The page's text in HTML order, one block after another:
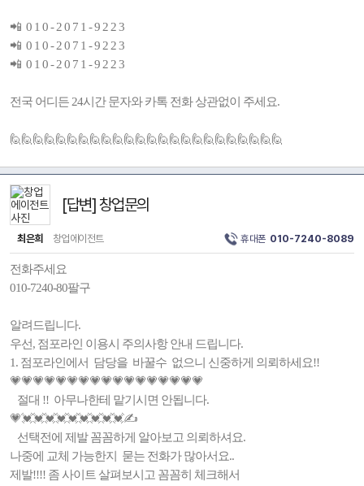
📲 0 1 0 - 2 0 7 1 - 9 2 2 3
📲 0 1 0 - 2 0 7 1 - 9 2 2 3
📲 0 1 0 - 2 0 7 1 - 9 2 2 3
전국 어디든 24시간 문자와 카톡 전화 상관없이 주세요.
🙋🙋🙋🙋🙋🙋🙋🙋🙋🙋🙋🙋🙋🙋🙋🙋🙋🙋🙋🙋🙋🙋🙋🙋
[답변] 창업문의
최은희 창업에이전트 휴대폰 010-7240-8089
전화주세요
010-7240-80팔구
알려드립니다.
우선, 점포라인 이용시 주의사항 안내 드립니다.
1. 점포라인에서 담당을 바꿀수 없으니 신중하게 의뢰하세요!!
💗💗💗💗💗💗💗💗💗💗💗💗💗💗💗💗💗
절대 !! 아무나한테 맡기시면 안됩니다.
💗💓💓💓💓💓💓💓💓💓✍️
선택전에 제발 꼼꼼하게 알아보고 의뢰하셔요.
나중에 교체 가능한지 묻는 전화가 많아서요..
제발!!!! 좀 사이트 살펴보시고 꼼꼼히 체크해서